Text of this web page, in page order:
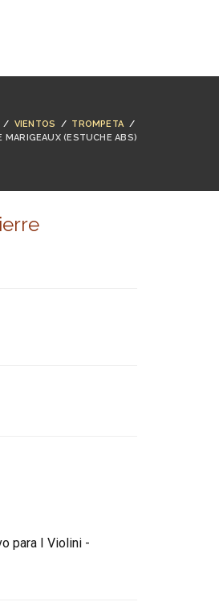
/ VIENTOS / TROMPETA /
MARIGEAUX (ESTUCHE ABS)
para I Violini -